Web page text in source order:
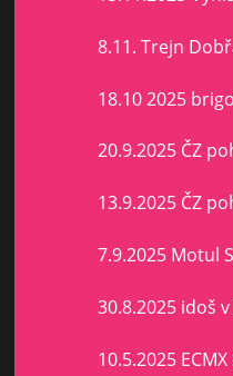
8.11. Trejn
18.10 2025
20.9.2025 ČZ
13.9.2025 ČZ
7.9.2025 Motul
30.8.2025 idoš
10.5.2025